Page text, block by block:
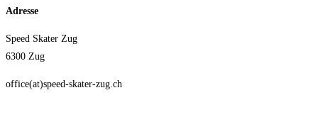
Adresse
Speed Skater Zug
6300 Zug
office(at)speed-skater-zug.ch